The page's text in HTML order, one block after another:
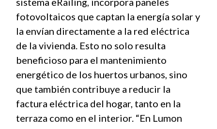
fotovoltaicos que captan la energía solar y
la envían directamente a la red eléctrica
de la vivienda. Esto no solo resulta
beneficioso para el mantenimiento
energético de los huertos urbanos, sino
que también contribuye a reducir la
factura eléctrica del hogar, tanto en la
terraza como en el interior. “En Lumon